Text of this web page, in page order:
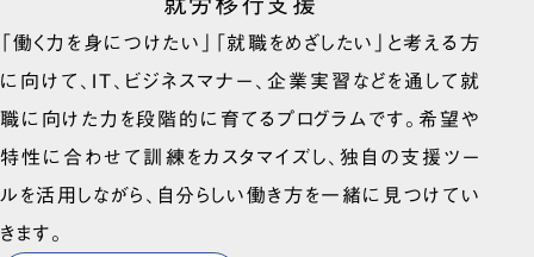
「働く力を身につけたい」「就職をめざしたい」と考える方
に向けて、IT、ビジネスマナー、企業実習などを通して就
職に向けた力を段階的に育てるプログラムです。希望や
特性に合わせて訓練をカスタマイズし、独自の支援ツー
ルを活用しながら、自分らしい働き方を一緒に見つけてい
きます。